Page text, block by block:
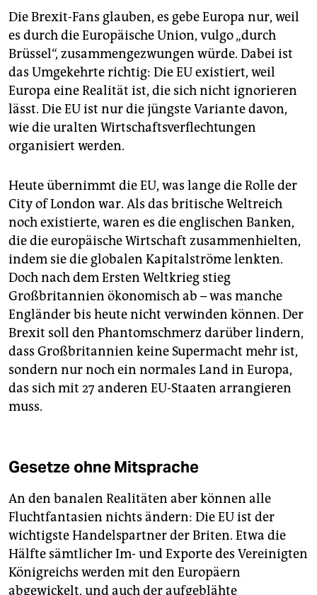
Die Brexit-Fans glauben, es gebe Europa nur, weil
es durch die Europäische Union, vulgo „durch
Brüssel“, zusammengezwungen würde. Dabei ist
das Umgekehrte richtig: Die EU existiert, weil
Europa eine Realität ist, die sich nicht ignorieren
lässt. Die EU ist nur die jüngste Variante davon,
wie die uralten Wirtschaftsverflechtungen
organisiert werden.
Heute übernimmt die EU, was lange die Rolle der
City of London war. Als das britische Weltreich
noch existierte, waren es die englischen Banken,
die die europäische Wirtschaft zusammenhielten,
indem sie die globalen Kapitalströme lenkten.
Doch nach dem Ersten Weltkrieg stieg
Großbritannien ökonomisch ab – was manche
Engländer bis heute nicht verwinden können. Der
Brexit soll den Phantomschmerz darüber lindern,
dass Großbritannien keine Supermacht mehr ist,
sondern nur noch ein normales Land in Europa,
das sich mit 27 anderen EU-Staaten arrangieren
muss.
Gesetze ohne Mitsprache
An den banalen Realitäten aber können alle
Fluchtfantasien nichts ändern: Die EU ist der
wichtigste Handelspartner der Briten. Etwa die
Hälfte sämtlicher Im- und Exporte des Vereinigten
Königreichs werden mit den Europäern
abgewickelt, und auch der aufgeblähte